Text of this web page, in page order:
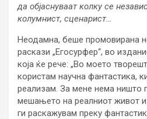
да објаснуваат колку се
колумнист, сценарист…
Неодамна, беше промовирана
раскази „Егосурфер“, во
која ќе рече: „Во моето
користам научна фантастика,
реализам. За мене нема ништо
мешањето на реалниот живот
ги раскажувам преку